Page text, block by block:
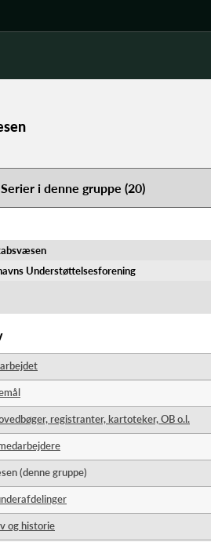
Serier i denne gruppe (20)
Understøttelsesforening
registranter, kartoteker, OB o.l.
(denne gruppe)
og historie